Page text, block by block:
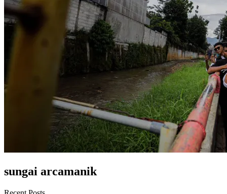
sungai arcamanik